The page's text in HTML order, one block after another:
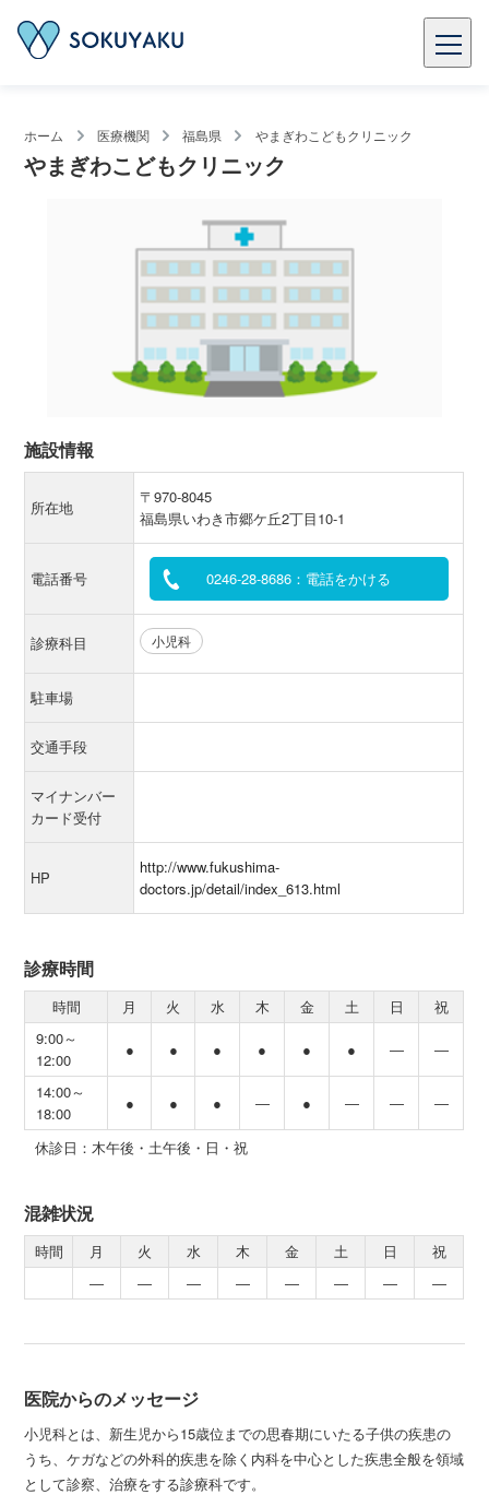
ホーム 医療機関 福島県 やまぎわこどもクリニック
やまぎわこどもクリニック
施設情報
所在地
〒970-8045
福島県いわき市郷ケ丘2丁目10-1
電話番号 0246-28-8686：電話をかける
診療科目 小児科
駐車場
交通手段
マイナンバー
カード受付
HP
http://www.fukushima-
doctors.jp/detail/index_613.html
診療時間
時間 月 火 水 木 金 土 日
祝
9:00～
12:00
● ● ● ● ● ● ― ―
14:00～
18:00
● ● ● ― ● ― ― ―
休診日：木午後・土午後・日・祝
混雑状況
時間 月 火 水 木 金 土 日
祝
―
― ― ― ― ― ― ―
医院からのメッセージ
小児科とは、新生児から15歳位までの思春期にいたる子供の疾患の
うち、ケガなどの外科的疾患を除く内科を中心とした疾患全般を領域
として診察、治療をする診療科です。